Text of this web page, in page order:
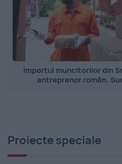
Importul muncitorilor din
antreprenor român.
Proiecte speciale